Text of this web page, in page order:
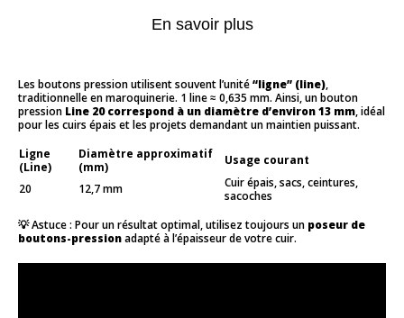
En savoir plus
Les boutons pression utilisent souvent l’unité“ligne” (line),
traditionnelle en maroquinerie. 1 line ≈ 0,635 mm. Ainsi, un bouton
pression Line 20 correspond à un diamètre d’environ 13 mm, idéal
pour les cuirs épais et les projets demandant un maintien puissant.
Ligne
(Line)
Diamètre approximatif
(mm)
Usage courant
20
12,7 mm
Cuir épais, sacs, ceintures,
sacoches
💡 Astuce : Pour un résultat optimal, utilisez toujours un poseur de
boutons-pressionadapté à l’épaisseur de votre cuir.